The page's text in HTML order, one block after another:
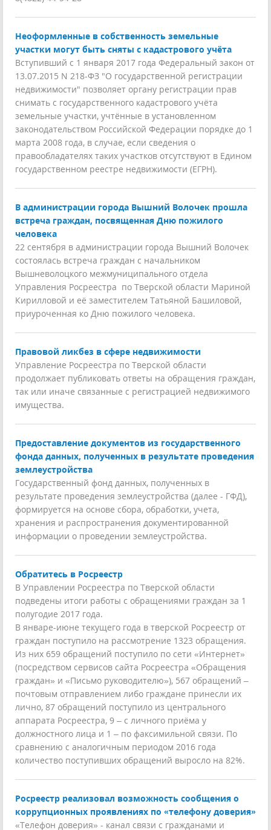
Неоформленные в собственность земельные
участки могут быть сняты с кадастрового учёта
Вступивший с 1 января 2017 года Федеральный закон от
13.07.2015 N 218-ФЗ "О государственной регистрации
недвижимости" позволяет органу регистрации прав
снимать с государственного кадастрового учёта
земельные участки, учтённые в установленном
законодательством Российской Федерации порядке до 1
марта 2008 года, в случае, если сведения о
правообладателях таких участков отсутствуют в Едином
государственном реестре недвижимости (ЕГРН).
В администрации города Вышний Волочек прошла
встреча граждан, посвященная Дню пожилого
человека
22 сентября в администрации города Вышний Волочек
состоялась встреча граждан с начальником
Вышневолоцкого межмуниципального отдела
Управления Росреестра по Тверской области Мариной
Кирилловой и её заместителем Татьяной Башиловой,
приуроченная ко Дню пожилого человека.
Правовой ликбез в сфере недвижимости
Управление Росреестра по Тверской области
продолжает публиковать ответы на обращения граждан,
так или иначе связанные с регистрацией недвижимого
имущества.
Предоставление документов из государственного
фонда данных, полученных в результате проведения
землеустройства
Государственный фонд данных, полученных в
результате проведения землеустройства (далее - ГФД),
формируется на основе сбора, обработки, учета,
хранения и распространения документированной
информации о проведении землеустройства.
Обратитесь в Росреестр
В Управлении Росреестра по Тверской области
подведены итоги работы с обращениями граждан за 1
полугодие 2017 года.
В январе-июне текущего года в тверской Росреестр от
граждан поступило на рассмотрение 1323 обращения.
Из них 659 обращений поступило по сети «Интернет»
(посредством сервисов сайта Росреестра «Обращения
граждан» и «Письмо руководителю»), 567 обращений –
почтовым отправлением либо граждане принесли их
лично, 87 обращений поступило из центрального
аппарата Росреестра, 9 – с личного приёма у
должностного лица и 1 – по факсимильной связи. По
сравнению с аналогичным периодом 2016 года
количество поступивших обращений выросло на 82%.
Росреестр реализовал возможность сообщения о
коррупционных проявлениях по «телефону доверия»
«Телефон доверия» - канал связи с гражданами и